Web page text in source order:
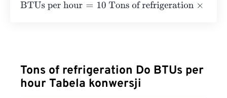
BTUs per hour=10 Tons of refrigeration×12000= 120000
Tons of refrigeration Do BTUs per
hour Tabela konwersji